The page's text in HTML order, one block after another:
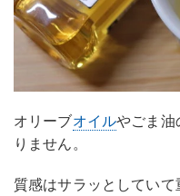
オリーブオイルやごま油
りません。
質感はサラッとしてい